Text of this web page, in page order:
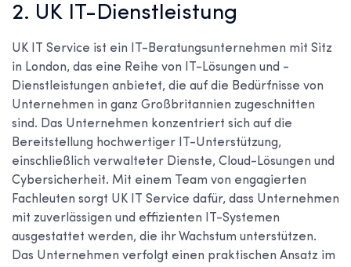
2. UK IT-Dienstleistung
UK IT Service ist ein IT-Beratungsunternehmen mit Sitz
in London, das eine Reihe von IT-Lösungen und -
Dienstleistungen anbietet, die auf die Bedürfnisse von
Unternehmen in ganz Großbritannien zugeschnitten
sind. Das Unternehmen konzentriert sich auf die
Bereitstellung hochwertiger IT-Unterstützung,
einschließlich verwalteter Dienste, Cloud-Lösungen und
Cybersicherheit. Mit einem Team von engagierten
Fachleuten sorgt UK IT Service dafür, dass Unternehmen
mit zuverlässigen und effizienten IT-Systemen
ausgestattet werden, die ihr Wachstum unterstützen.
Das Unternehmen verfolgt einen praktischen Ansatz im